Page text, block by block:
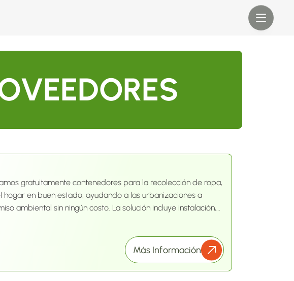
gratuitamente contenedores para la recolección de ropa,
hogar en buen estado, ayudando a las urbanizaciones a
ningún costo. La solución incluye instalación,
este modelo fomenta empleo digno para mujeres cabeza
de economía circular y aprovechamiento de la ropa
Más Información